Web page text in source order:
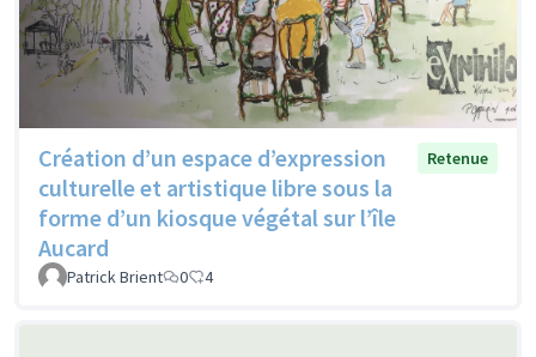
Création d’un espace d’expression
culturelle et artistique libre sous la
forme d’un kiosque végétal sur l’île
Aucard
Retenue
Patrick Brient 0 4